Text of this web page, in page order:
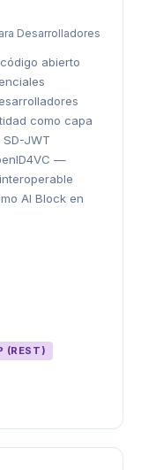
Desarrolladores
abierto
como capa
SD-JWT
—
AI Block en
(REST)